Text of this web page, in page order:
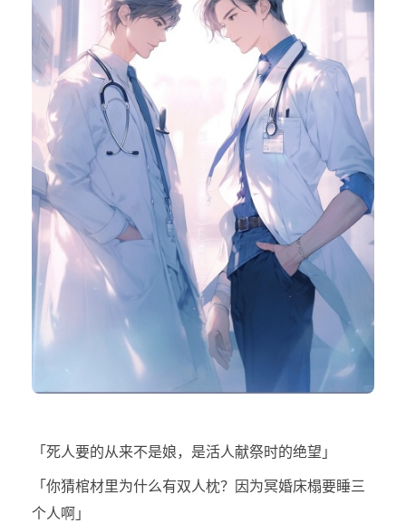
「死人要的从来不是娘，是活人献祭时的绝望」
「你猜棺材里为什么有双人枕？因为冥婚床榻要睡三
个人啊」